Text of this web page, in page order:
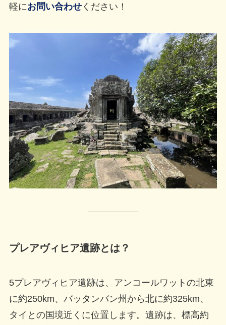
軽にお問い合わせください！
プレアヴィヒア遺跡とは？
5プレアヴィヒア遺跡は、アンコールワットの北東
に約250km、バッタンバン州から北に約325km、
タイとの国境近くに位置します。遺跡は、標高約